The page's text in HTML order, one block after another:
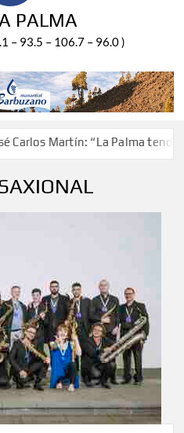
PALMA
– 93.5 – 106.7 – 96.0 )
Martín: “La Palma tendrá